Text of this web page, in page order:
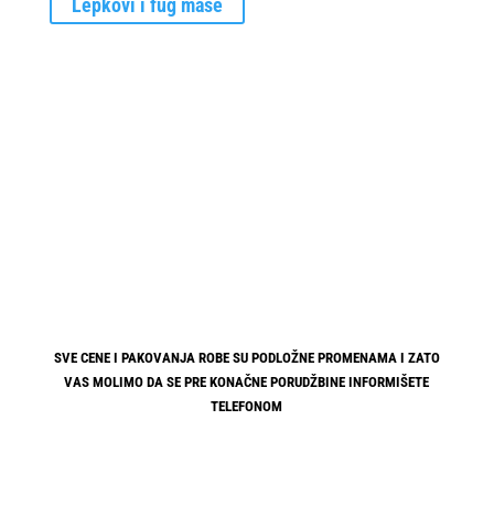
Lepkovi i fug mase
SVE CENE I PAKOVANJA ROBE SU PODLOŽNE PROMENAMA I ZATO
VAS MOLIMO DA SE PRE KONAČNE PORUDŽBINE INFORMIŠETE
TELEFONOM